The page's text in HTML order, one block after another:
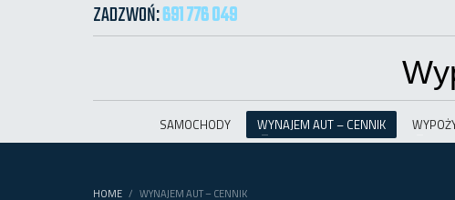
ZADZWOŃ:691 776 049
SAMOCHODY WYNAJEM AUT – CENNIK
HOME WYNAJEM AUT – CENNIK